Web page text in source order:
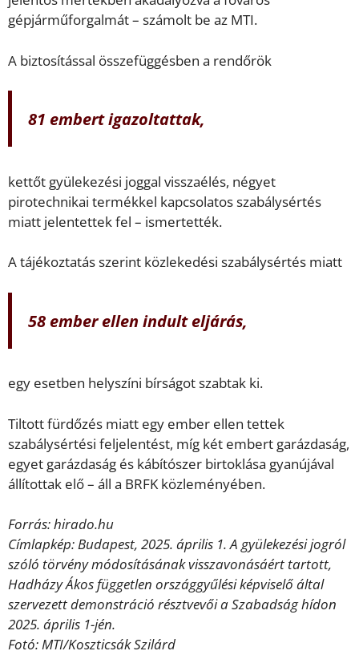
gépjárműforgalmát – számolt be az MTI.
A biztosítással összefüggésben a rendőrök
81 embert igazoltattak,
kettőt gyülekezési joggal visszaélés, négyet
pirotechnikai termékkel kapcsolatos szabálysértés
miatt jelentettek fel – ismertették.
A tájékoztatás szerint közlekedési szabálysértés miatt
58 ember ellen indult eljárás,
egy esetben helyszíni bírságot szabtak ki.
Tiltott fürdőzés miatt egy ember ellen tettek
szabálysértési feljelentést, míg két embert garázdaság,
egyet garázdaság és kábítószer birtoklása gyanújával
állítottak elő – áll a BRFK közleményében.
Forrás: hirado.hu
Címlapkép: Budapest, 2025. április 1. A gyülekezési jogról
szóló törvény módosításának visszavonásáért tartott,
Hadházy Ákos független országgyűlési képviselő által
szervezett demonstráció résztvevői a Szabadság hídon
2025. április 1-jén.
Fotó: MTI/Koszticsák Szilárd